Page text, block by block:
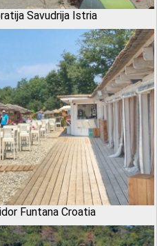
Savudrija Istria
Funtana Croatia